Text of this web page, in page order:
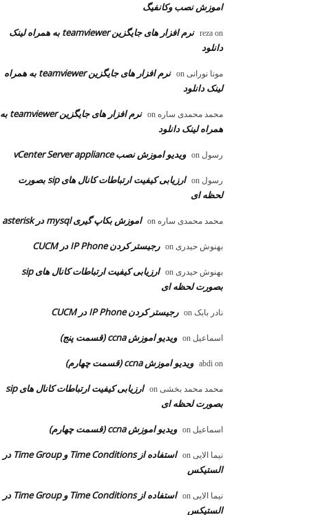
اموزش نصب وکانفیگ
reza on
نرم افزار های جایگزین teamviewer به همراه لینک
دانلود
مونا نورانی
نرم افزار های جایگزین teamviewer به همراه
لینک دانلود
محمد محمدی ساره
نرم افزار های جایگزین teamviewer به
همراه لینک دانلود
رسول ویدیو اموزش نصب vCenter Server appliance
رسول
ارزیابی کیفیت ارتباطات کانال های sip بصورت
لحظه ای
محمد محمدی ساره اموزش بکاپ گیری mysql در asterisk
بهنوش حیدری رجیستر کردن IP Phone در CUCM
بهنوش حیدری
ارزیابی کیفیت ارتباطات کانال های sip
بصورت لحظه ای
نادر بابک رجیستر کردن IP Phone در CUCM
اسماعیل ویدیو اموزش ccna (قسمت پنج)
abdi on ویدیو اموزش ccna (قسمت چهارم)
محمد محمد بخشی
ارزیابی کیفیت ارتباطات کانال های sip
بصورت لحظه ای
اسماعیل ویدیو اموزش ccna (قسمت چهارم)
نیما الایی
استفاده از Time Conditions و Time Group در
الستیکس
نیما الایی
استفاده از Time Conditions و Time Group در
الستیکس